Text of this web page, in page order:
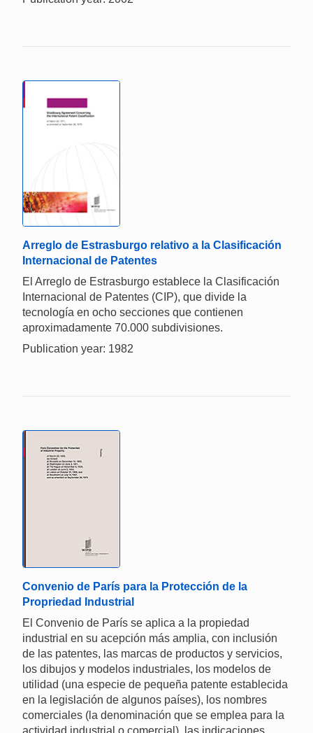
Arreglo de Estrasburgo relativo a la Clasificación
Internacional de Patentes
El Arreglo de Estrasburgo establece la Clasificación
Internacional de Patentes (CIP), que divide la
tecnología en ocho secciones que contienen
aproximadamente 70.000 subdivisiones.
Publication year: 1982
Convenio de París para la Protección de la
Propriedad Industrial
El Convenio de París se aplica a la propiedad
industrial en su acepción más amplia, con inclusión
de las patentes, las marcas de productos y servicios,
los dibujos y modelos industriales, los modelos de
utilidad (una especie de pequeña patente establecida
en la legislación de algunos países), los nombres
comerciales (la denominación que se emplea para la